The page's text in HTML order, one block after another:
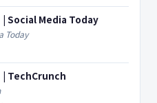
| Social Media Today
Today
| TechCrunch